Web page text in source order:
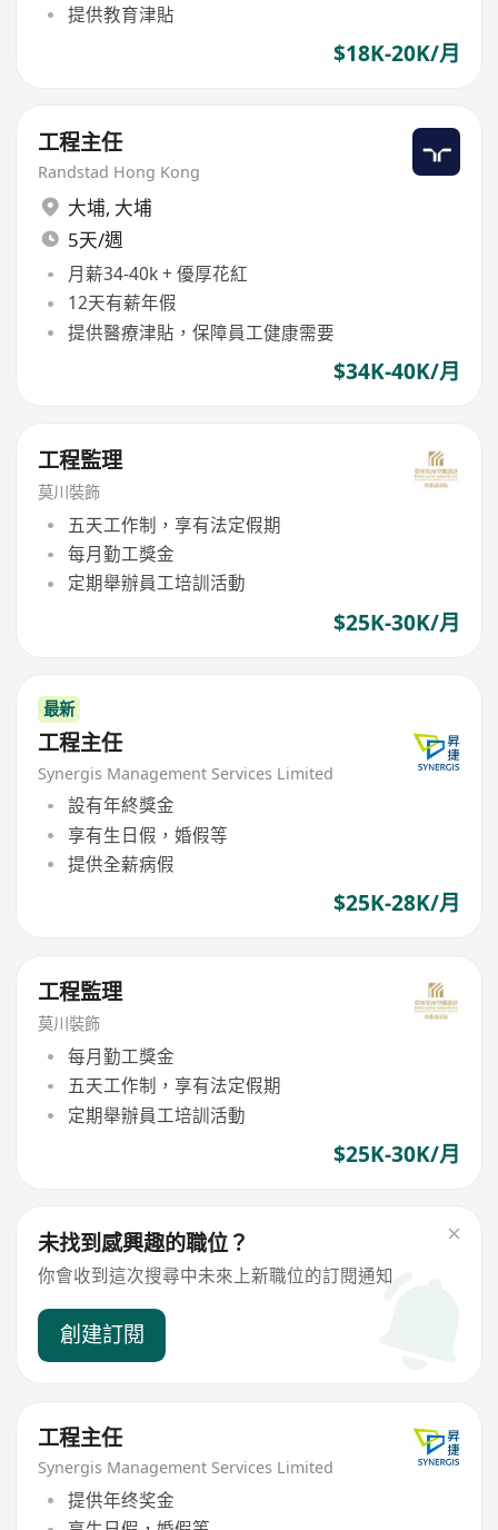
提供教育津貼
$18K-20K/月
工程主任
Randstad Hong Kong
大埔, 大埔
5天/週
月薪34-40k + 優厚花紅
12天有薪年假
提供醫療津貼，保障員工健康需要
$34K-40K/月
工程監理
莫川裝飾
五天工作制，享有法定假期
每月勤工獎金
定期舉辦員工培訓活動
$25K-30K/月
最新
工程主任
Synergis Management Services Limited
設有年終獎金
享有生日假，婚假等
提供全薪病假
$25K-28K/月
工程監理
莫川裝飾
每月勤工獎金
五天工作制，享有法定假期
定期舉辦員工培訓活動
$25K-30K/月
未找到感興趣的職位？
你會收到這次搜尋中未來上新職位的訂閱通知
創建訂閱
工程主任
Synergis Management Services Limited
提供年终奖金